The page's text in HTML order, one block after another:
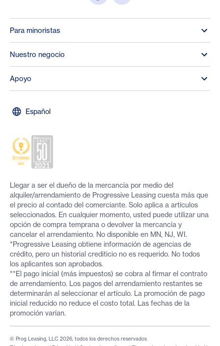
Para minoristas
Nuestro negocio
Apoyo
Español
Llegar a ser el dueño de la mercancía por medio del
alquiler/arrendamiento de Progressive Leasing cuesta más que
el precio al contado del comerciante. Solo aplica a artículos
seleccionados. En cualquier momento, usted puede utilizar una
opción de compra temprana o devolver la mercancía y
cancelar el arrendamiento. No disponible en MN, NJ, WI.
*Progressive Leasing obtiene información de agencias de
crédito, pero un historial crediticio no es requerido. No todos
los aplicantes son aprobados.
**El pago inicial (más impuestos) se cobra al firmar el contrato
de arrendamiento. Los pagos del arrendamiento restantes se
determinarán al seleccionar el artículo. La promoción de pago
inicial reducido no reduce el costo total. Las fechas de la
promoción varían.
© Prog Leasing, LLC 2026, todos los derechos reservados